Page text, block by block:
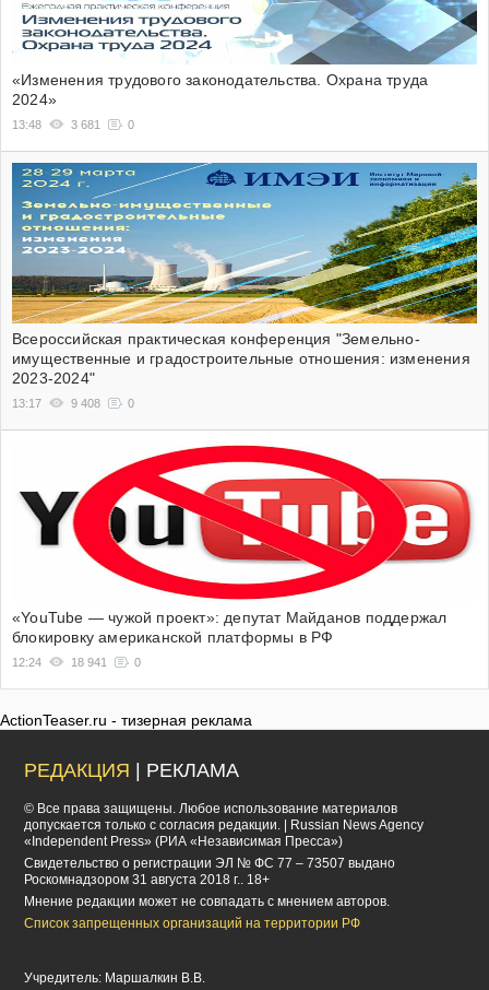
«Изменения трудового законодательства. Охрана труда
2024»
13:48 3 681 0
Всероссийская практическая конференция "Земельно-
имущественные и градостроительные отношения: изменения
2023-2024"
13:17 9 408 0
«YouTube — чужой проект»: депутат Майданов поддержал
блокировку американской платформы в РФ
12:24 18 941 0
ActionTeaser.ru - тизерная реклама
РЕДАКЦИЯ | РЕКЛАМА
© Все права защищены. Любое использование материалов
допускается только с согласия редакции. | Russian News Agency
«Independent Press» (РИА «Независимая Пресса»)
Cвидетельство о регистрации ЭЛ № ФС 77 – 73507 выдано
Роскомнадзором 31 августа 2018 г.. 18+
Мнение редакции может не совпадать с мнением авторов.
Список запрещенных организаций на территории РФ
Учредитель: Маршалкин В.В.